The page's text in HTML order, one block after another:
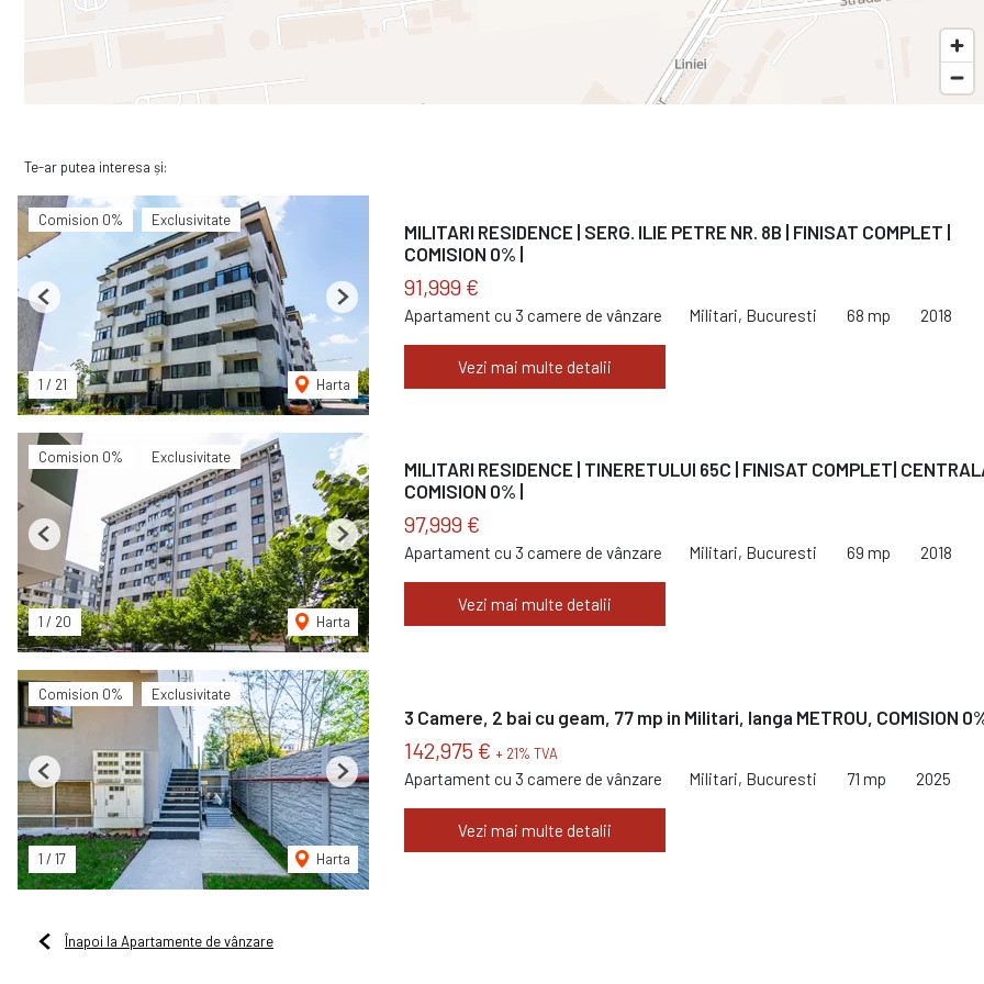
Te-ar putea interesa și:
Comision 0% Exclusivitate
1 / 21 Harta
Previous Next
MILITARI RESIDENCE | SERG. ILIE PETRE NR. 8B | FINISAT COMPLET |
COMISION 0% |
91,999 €
Apartament cu 3 camere de vânzare Militari, Bucuresti 68 mp 2018
Vezi mai multe detalii
Comision 0% Exclusivitate
1 / 20 Harta
Previous Next
MILITARI RESIDENCE | TINERETULUI 65C | FINISAT COMPLET|
COMISION 0% |
97,999 €
Apartament cu 3 camere de vânzare Militari, Bucuresti 69 mp 2018
Vezi mai multe detalii
Comision 0% Exclusivitate
1 / 17 Harta
Previous Next
3 Camere, 2 bai cu geam, 77 mp in Militari, langa METROU, COMISION
142,975 € + 21% TVA
Apartament cu 3 camere de vânzare Militari, Bucuresti 71 mp 2025
Vezi mai multe detalii
Înapoi la Apartamente de vânzare